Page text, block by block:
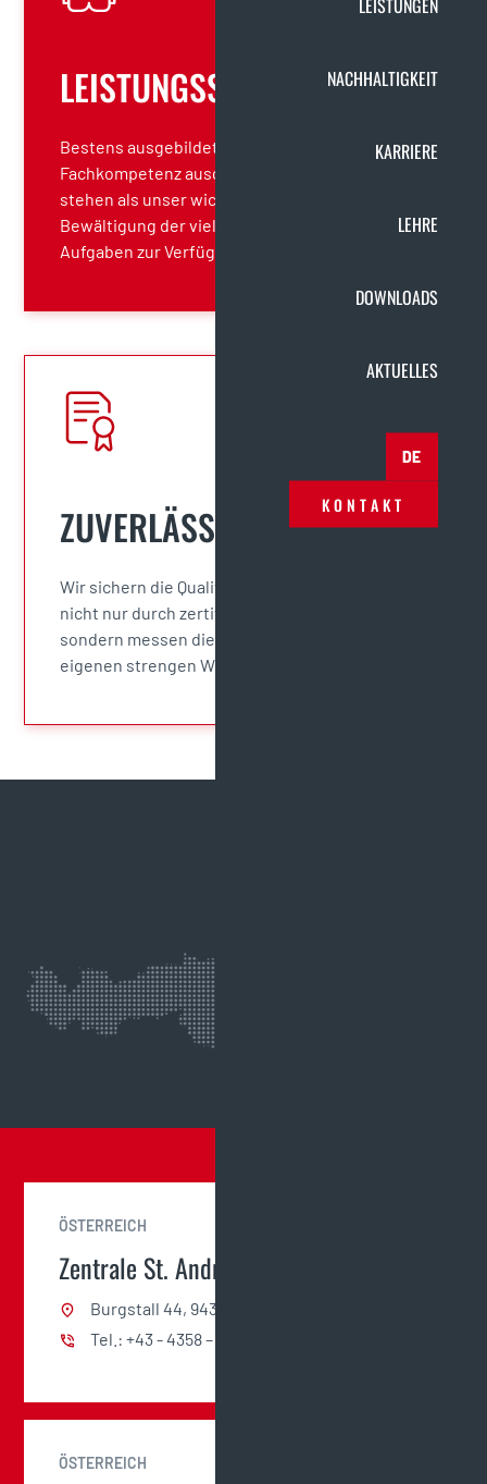
NACHHALTIGKEIT
KARRIERE
LEHRE
DOWNLOADS
AKTUELLES
DE
KONTAKT
LEISTUNGSSTARK
Bestens ausgebildete und mit großer
Fachkompetenz ausgestattete Mitarbeiter
stehen als unser wichtigstes Kapital zur
Bewältigung der vielfältigen und komplexen
Aufgaben zur Verfügung.
ZUVERLÄSSIG
Wir sichern die Qualität für unseren Kunden
nicht nur durch zertifizierte Kontrollsysteme,
sondern messen diese zusätzlich an unseren
eigenen strengen Wertvorstellungen.
ÖSTERREICH
Zentrale St. Andrä
Burgstall 44, 9433 St. Andrä
Tel.: +43 - 4358 – 2400
ÖSTERREICH